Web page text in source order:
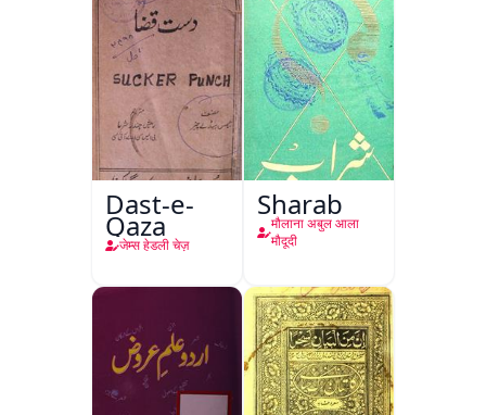
Dast-e-
Qaza
जेम्स हेडली चेज़
Sharab
मौलाना अबुल आला
मौदूदी